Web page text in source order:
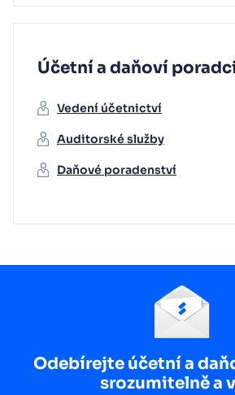
Účetní a daňoví
Vedení účetnictví
Auditorské služby
Daňové poradenství
Odebírejte účetní a
srozumitelně a